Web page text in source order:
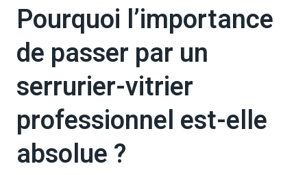
Pourquoi l’importance
de passer par un
serrurier-vitrier
professionnel est-elle
absolue ?